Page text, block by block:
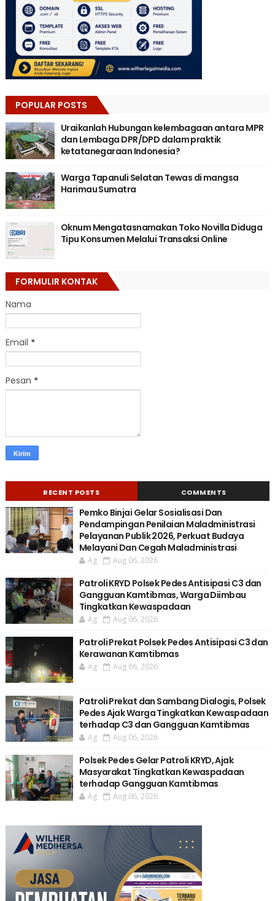
POPULAR POSTS
Uraikanlah Hubungan kelembagaan antara MPR
dan Lembaga DPR/DPD dalam praktik
ketatanegaraan Indonesia?
Warga Tapanuli Selatan Tewas di mangsa
Harimau Sumatra
Oknum Mengatasnamakan Toko Novilla Diduga
Tipu Konsumen Melalui Transaksi Online
FORMULIR KONTAK
Nama
Email *
Pesan *
RECENT POSTS COMMENTS
Pemko Binjai Gelar Sosialisasi Dan
Pendampingan Penilaian Maladministrasi
Pelayanan Publik 2026, Perkuat Budaya
Melayani Dan Cegah Maladministrasi
Ag Aug 06, 2026
Patroli KRYD Polsek Pedes Antisipasi C3 dan
Gangguan Kamtibmas, Warga Diimbau
Tingkatkan Kewaspadaan
Ag Aug 06, 2026
Patroli Prekat Polsek Pedes Antisipasi C3 dan
Kerawanan Kamtibmas
Ag Aug 06, 2026
Patroli Prekat dan Sambang Dialogis, Polsek
Pedes Ajak Warga Tingkatkan Kewaspadaan
terhadap C3 dan Gangguan Kamtibmas
Ag Aug 06, 2026
Polsek Pedes Gelar Patroli KRYD, Ajak
Masyarakat Tingkatkan Kewaspadaan
terhadap Gangguan Kamtibmas
Ag Aug 06, 2026